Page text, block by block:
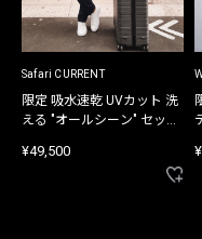
Safari CURRENT
限定 吸水速乾 UVカット 洗
える "オールシーン" セット
¥49,500